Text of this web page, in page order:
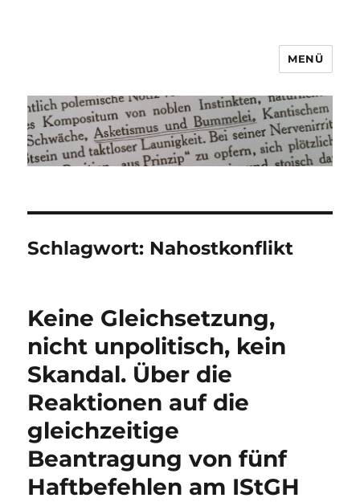
Asketismus und Bummelei
MENÜ
Schlagwort: Nahostkonflikt
Keine Gleichsetzung,
nicht unpolitisch, kein
Skandal. Über die
Reaktionen auf die
gleichzeitige
Beantragung von fünf
Haftbefehlen am IStGH